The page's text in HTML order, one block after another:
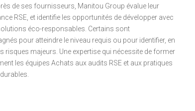
de ses fournisseurs, Manitou Group évalue leur
RSE, et identifie les opportunités de développer avec
éco-responsables. Certains sont
pour atteindre le niveau requis ou pour identifier, en
risques majeurs. Une expertise qui nécessite de former
les équipes Achats aux audits RSE et aux pratiques